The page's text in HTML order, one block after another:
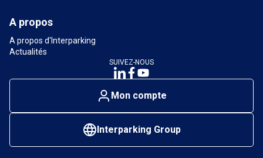
A propos
A propos d'Interparking
Actualités
SUIVEZ-NOUS
Mon compte
Interparking Group